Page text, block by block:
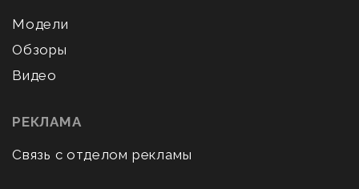
Модели
Обзоры
Видео
РЕКЛАМА
Связь с отделом рекламы